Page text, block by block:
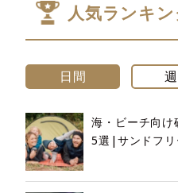
人気ランキ
日間
海・ビーチ向け
5選|サンドフリ